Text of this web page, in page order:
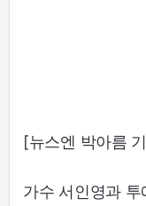
[뉴스엔 박아름
가수 서인영과